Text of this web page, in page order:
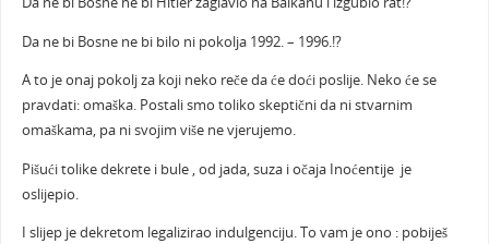
Da ne bi Bosne ne bi bilo ni pokolja 1992. – 1996.!?
A to je onaj pokolj za koji neko reče da će doći poslije. Neko će se
pravdati: omaška. Postali smo toliko skeptični da ni stvarnim
omaškama, pa ni svojim više ne vjerujemo.
Pišući tolike dekrete i bule , od jada, suza i očaja Inoćentije je
oslijepio.
I slijep je dekretom legalizirao indulgenciju. To vam je ono : pobiješ